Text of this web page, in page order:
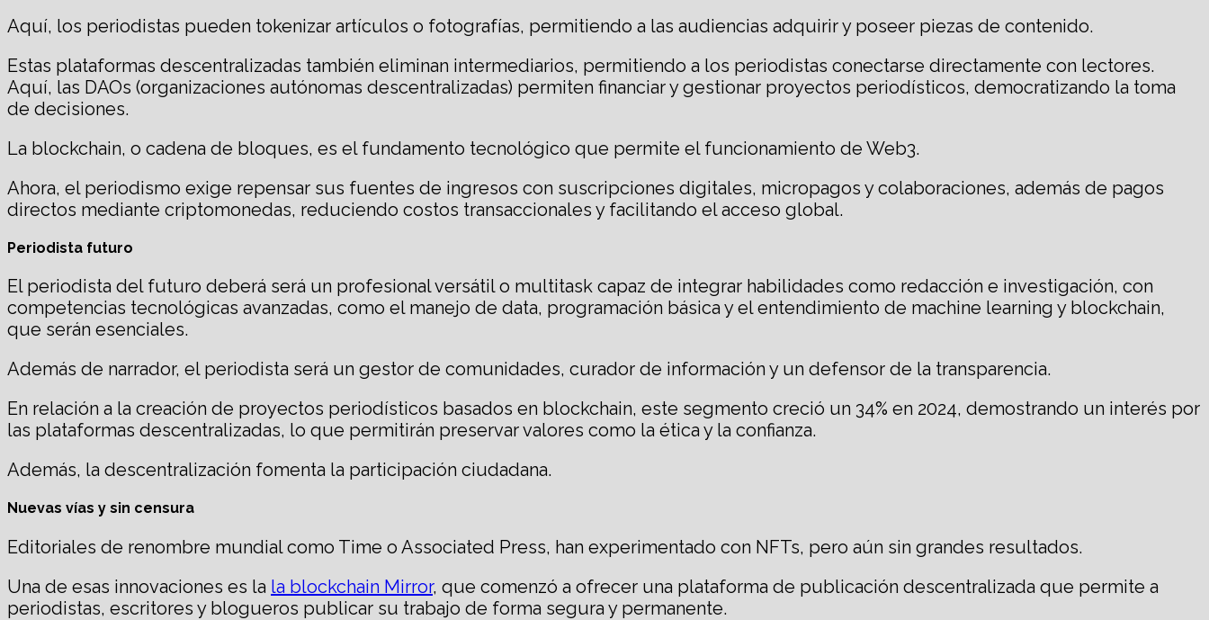
Aquí, los periodistas pueden tokenizar artículos o fotografías, permitiendo a las audiencias adquirir y poseer piezas de contenido.
Estas plataformas descentralizadas también eliminan intermediarios, permitiendo a los periodistas conectarse directamente con lectores.
Aquí, las DAOs (organizaciones autónomas descentralizadas) permiten financiar y gestionar proyectos periodísticos, democratizando la toma
de decisiones.
La blockchain, o cadena de bloques, es el fundamento tecnológico que permite el funcionamiento de Web3.
Ahora, el periodismo exige repensar sus fuentes de ingresos con suscripciones digitales, micropagos y colaboraciones, además de pagos
directos mediante criptomonedas, reduciendo costos transaccionales y facilitando el acceso global.
Periodista futuro
El periodista del futuro deberá será un profesional versátil o multitask capaz de integrar habilidades como redacción e investigación, con
competencias tecnológicas avanzadas, como el manejo de data, programación básica y el entendimiento de machine learning y blockchain,
que serán esenciales.
Además de narrador, el periodista será un gestor de comunidades, curador de información y un defensor de la transparencia.
En relación a la creación de proyectos periodísticos basados en blockchain, este segmento creció un 34% en 2024, demostrando un interés por
las plataformas descentralizadas, lo que permitirán preservar valores como la ética y la confianza.
Además, la descentralización fomenta la participación ciudadana.
Nuevas vías y sin censura
Editoriales de renombre mundial como Time o Associated Press, han experimentado con NFTs, pero aún sin grandes resultados.
Una de esas innovaciones es la la blockchain Mirror, que comenzó a ofrecer una plataforma de publicación descentralizada que permite a
periodistas, escritores y blogueros publicar su trabajo de forma segura y permanente.